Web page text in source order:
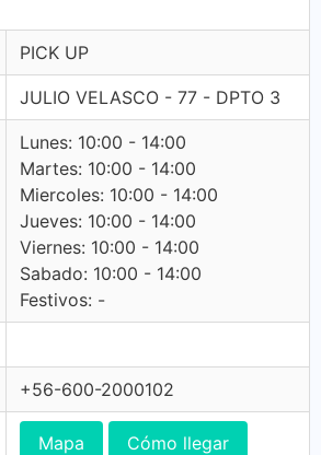
PICK UP
JULIO VELASCO - 77 - DPTO 3
Lunes: 10:00 - 14:00
Martes: 10:00 - 14:00
Miercoles: 10:00 - 14:00
Jueves: 10:00 - 14:00
Viernes: 10:00 - 14:00
Sabado: 10:00 - 14:00
Festivos: -
+56-600-2000102
Mapa Cómo llegar